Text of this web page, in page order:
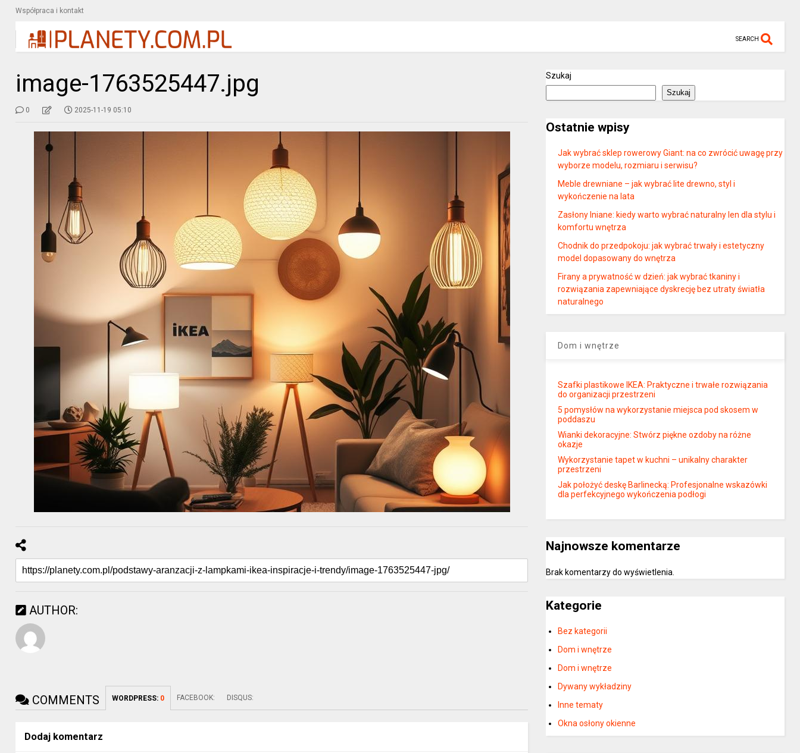
Współpraca i kontakt
SEARCH
image-1763525447.jpg
0 2025-11-19 05:10
AUTHOR:
COMMENTS WORDPRESS: 0 FACEBOOK: DISQUS:
Dodaj komentarz
Szukaj
Szukaj
Ostatnie wpisy
Jak wybrać sklep rowerowy Giant: na co zwrócić uwagę przy
wyborze modelu, rozmiaru i serwisu?
Meble drewniane – jak wybrać lite drewno, styl i
wykończenie na lata
Zasłony lniane: kiedy warto wybrać naturalny len dla stylu i
komfortu wnętrza
Chodnik do przedpokoju: jak wybrać trwały i estetyczny
model dopasowany do wnętrza
Firany a prywatność w dzień: jak wybrać tkaniny i
rozwiązania zapewniające dyskrecję bez utraty światła
naturalnego
Dom i wnętrze
Szafki plastikowe IKEA: Praktyczne i trwałe rozwiązania
do organizacji przestrzeni
5 pomysłów na wykorzystanie miejsca pod skosem w
poddaszu
Wianki dekoracyjne: Stwórz piękne ozdoby na różne
okazje
Wykorzystanie tapet w kuchni – unikalny charakter
przestrzeni
Jak położyć deskę Barlinecką: Profesjonalne wskazówki
dla perfekcyjnego wykończenia podłogi
Najnowsze komentarze
Brak komentarzy do wyświetlenia.
Kategorie
Bez kategorii
Dom i wnętrze
Dom i wnętrze
Dywany wykładziny
Inne tematy
Okna osłony okienne